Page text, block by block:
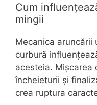
Cum
mingii
Mecanica aruncării
curbură
acesteia. Mișcarea
încheieturii și
crea ruptura